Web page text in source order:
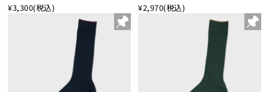
¥3,300(税込)
¥2,970(税込)